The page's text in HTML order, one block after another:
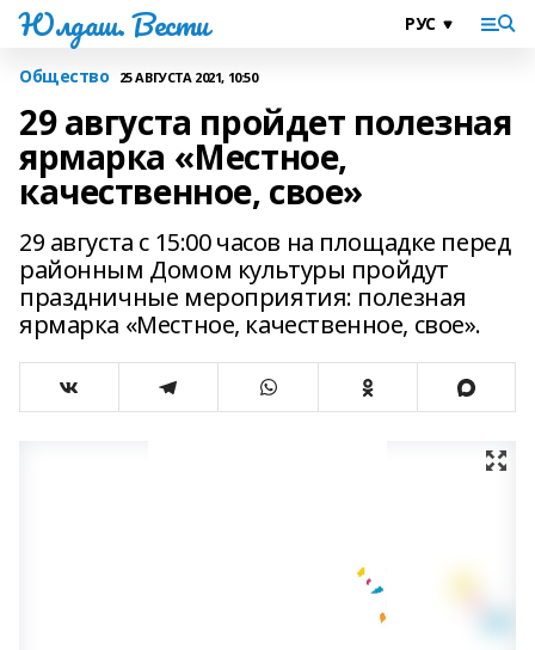
Юлдаш. Вести
Общество 25 АВГУСТА 2021, 10:50
29 августа пройдет полезная
ярмарка «Местное,
качественное, свое»
29 августа с 15:00 часов на площадке перед
районным Домом культуры пройдут
праздничные мероприятия: полезная
ярмарка «Местное, качественное, свое».